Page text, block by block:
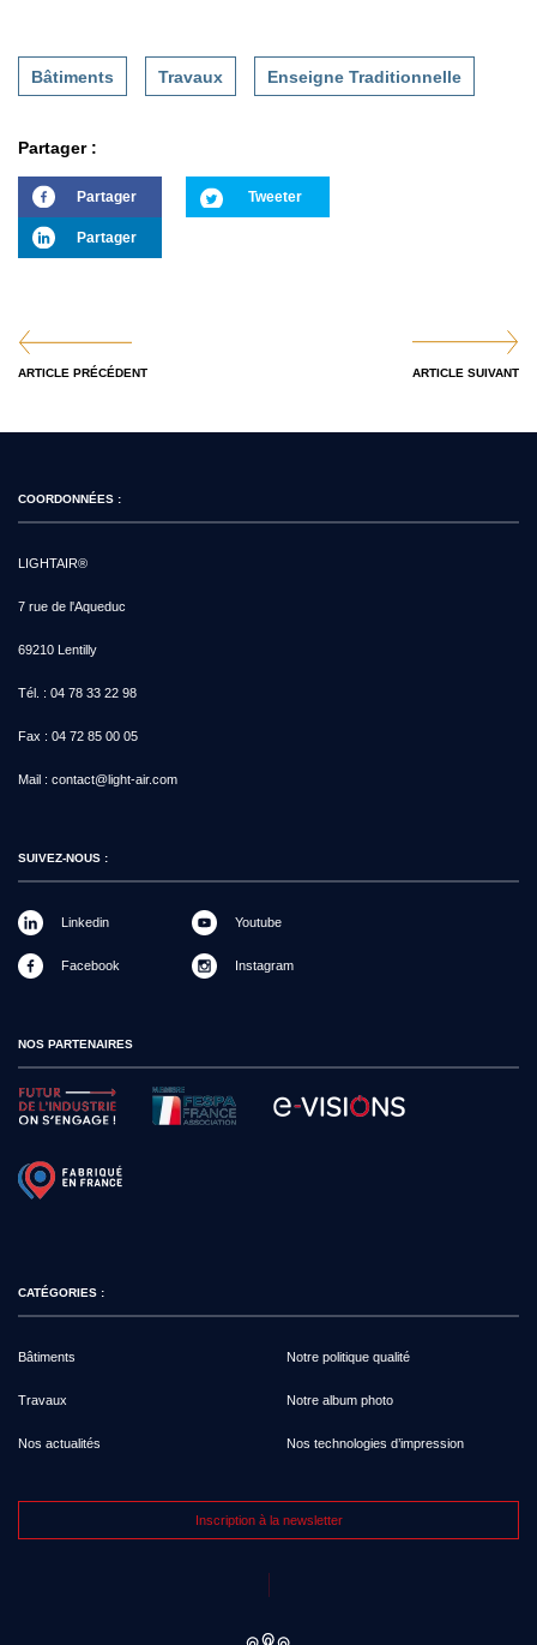
Bâtiments Travaux Enseigne Traditionnelle
Partager :
Partager Tweeter
Partager
ARTICLE PRÉCÉDENT ARTICLE SUIVANT
COORDONNÉES :
LIGHTAIR®
7 rue de l'Aqueduc
69210 Lentilly
Tél. : 04 78 33 22 98
Fax : 04 72 85 00 05
Mail : contact@light-air.com
SUIVEZ-NOUS :
Linkedin
Facebook
Youtube
Instagram
NOS PARTENAIRES
CATÉGORIES :
Bâtiments
Travaux
Nos actualités
Notre politique qualité
Notre album photo
Nos technologies d’impression
Inscription à la newsletter